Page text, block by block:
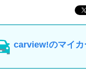
carview!のマイカ